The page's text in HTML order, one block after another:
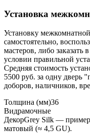
Установка
Установку
самостоятельно,
мастеров, либо
условии правильной
Средняя стоимость
5500 руб. за одну дверь
доборов, наличников,
Толщина (мм)36
Видрамочные
ДекорGrey Silk —
матовый (≈ 4,5 GU).